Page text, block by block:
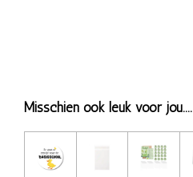
Misschien ook leuk voor jou....